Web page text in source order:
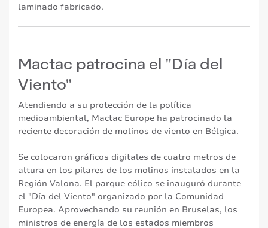
laminado fabricado.
Mactac patrocina el "Día del
Viento"
Atendiendo a su protección de la política
medioambiental, Mactac Europe ha patrocinado la
reciente decoración de molinos de viento en Bélgica.
Se colocaron gráficos digitales de cuatro metros de
altura en los pilares de los molinos instalados en la
Región Valona. El parque eólico se inauguró durante
el "Día del Viento" organizado por la Comunidad
Europea. Aprovechando su reunión en Bruselas, los
ministros de energía de los estados miembros